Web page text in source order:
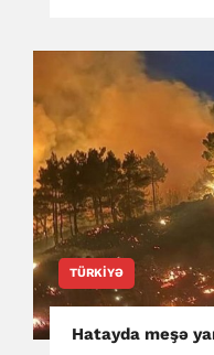
TÜRKIYƏ
Hatayda meşə